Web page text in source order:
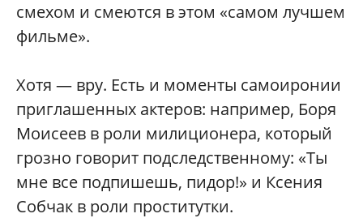
смехом и смеются в этом «самом лучшем
фильме».
Хотя — вру. Есть и моменты самоиронии
приглашенных актеров: например, Боря
Моисеев в роли милиционера, который
грозно говорит подследственному: «Ты
мне все подпишешь, пидор!» и Ксения
Собчак в роли проститутки.